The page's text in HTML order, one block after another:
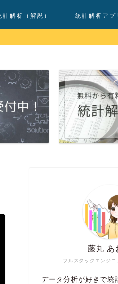
計解析（解説） 統計解析アプ
フルスタックエンジ
藤丸 あ
データ分析が好きで統